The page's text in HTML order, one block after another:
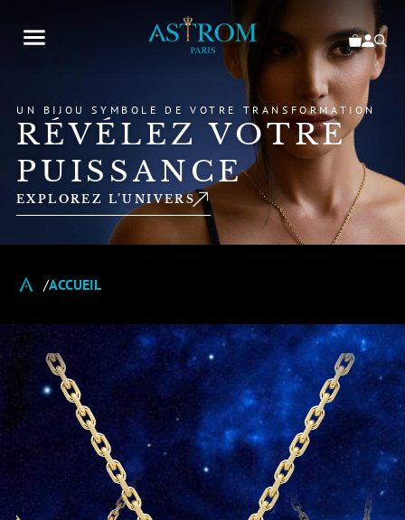
UN BIJOU SYMBOLE DE VOTRE TRANSFORMATION
RÉVÉLEZ VOTRE
PUISSANCE
EXPLOREZ L’UNIVERS
ACCUEIL